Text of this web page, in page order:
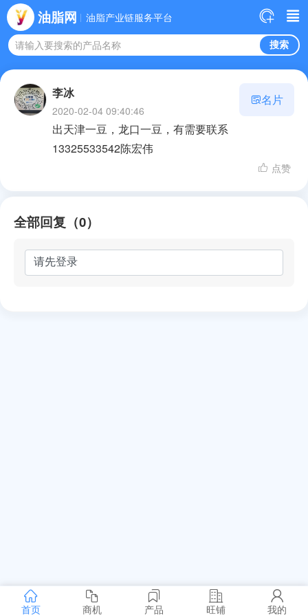
油脂网 油脂产业链服务平台
请输入要搜索的产品名称
李冰
2020-02-04 09:40:46
名片
出天津一豆，龙口一豆，有需要联系
13325533542陈宏伟
点赞
全部回复（0）
首页 商机 产品 旺铺 我的